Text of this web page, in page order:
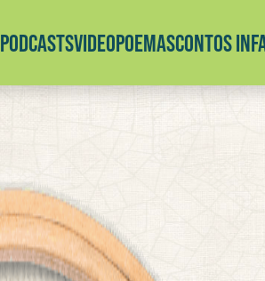
PODCASTSVIDEOPOEMASCONTOS